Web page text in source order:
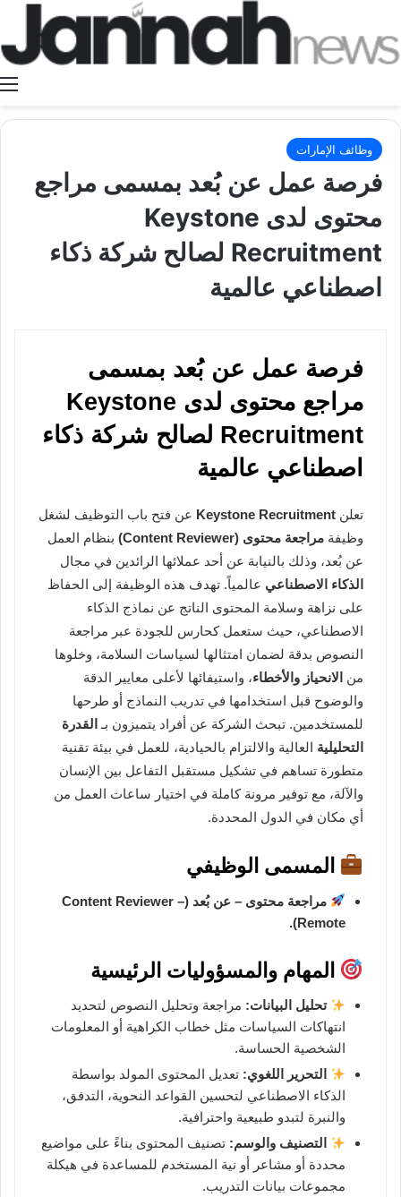
وظائف الإمارات
فرصة عمل عن بُعد بمسمى مراجع
محتوى لدى Keystone
Recruitment لصالح شركة ذكاء
اصطناعي عالمية
فرصة عمل عن بُعد بمسمى
مراجع محتوى لدى Keystone
Recruitment لصالح شركة ذكاء
اصطناعي عالمية
تعلن Keystone Recruitment عن فتح باب التوظيف لشغل
وظيفة مراجعة محتوى (Content Reviewer)
بنظام العمل
عن بُعد، وذلك بالنيابة عن أحد عملائها الرائدين في مجال
الذكاء الاصطناعي عالمياً. تهدف هذه الوظيفة إلى الحفاظ
على نزاهة وسلامة المحتوى الناتج عن نماذج الذكاء
الاصطناعي، حيث ستعمل كحارس للجودة عبر مراجعة
النصوص بدقة لضمان امتثالها لسياسات السلامة، وخلوها
من الانحياز والأخطاء، واستيفائها لأعلى معايير الدقة
والوضوح قبل استخدامها في تدريب النماذج أو طرحها
للمستخدمين. تبحث الشركة عن أفراد يتميزون بـ القدرة
التحليلية العالية والالتزام بالحيادية، للعمل في بيئة تقنية
متطورة تساهم في تشكيل مستقبل التفاعل بين الإنسان
والآلة، مع توفير مرونة كاملة في اختيار ساعات العمل من
أي مكان في الدول المحددة.
المسمى الوظيفي
مراجعة محتوى – عن بُعد (Content Reviewer –
Remote).
المهام والمسؤوليات الرئيسية
تحليل البيانات: مراجعة وتحليل النصوص لتحديد
انتهاكات السياسات مثل خطاب الكراهية أو المعلومات
الشخصية الحساسة.
التحرير اللغوي: تعديل المحتوى المولد بواسطة
الذكاء الاصطناعي لتحسين القواعد النحوية، التدفق،
والنبرة لتبدو طبيعية واحترافية.
التصنيف والوسم: تصنيف المحتوى بناءً على مواضيع
محددة أو مشاعر أو نية المستخدم للمساعدة في هيكلة
مجموعات بيانات التدريب.